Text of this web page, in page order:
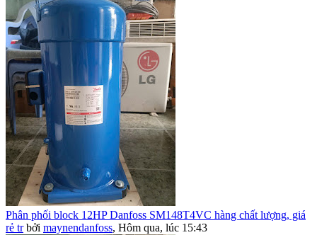
Phân phối block 12HP Danfoss SM148T4VC hàng chất lượng, giá
rẻ tr bởi maynendanfoss, Hôm qua, lúc 15:43